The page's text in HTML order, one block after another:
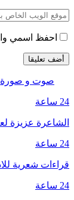
احفظ اسمي
صوت و صورة
24 ساعة
الشاعرة
24 ساعة
قراءات شعرية
24 ساعة